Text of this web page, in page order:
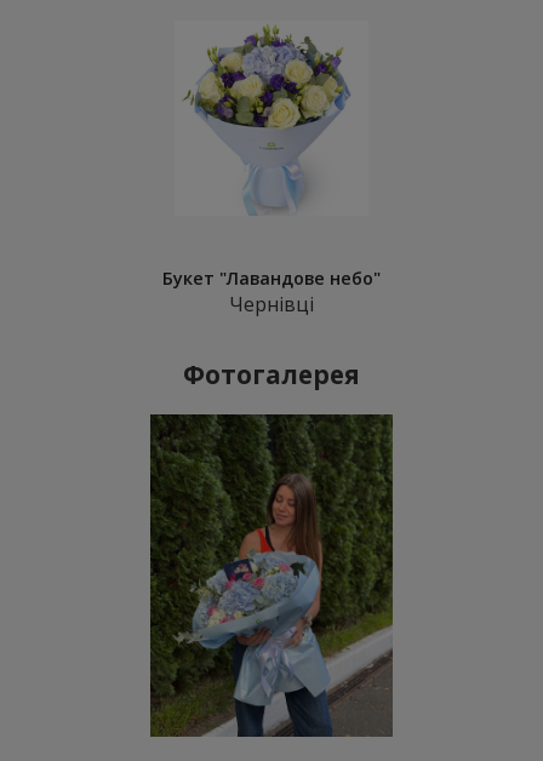
Букет "Лавандове небо"
Чернівці
Фотогалерея